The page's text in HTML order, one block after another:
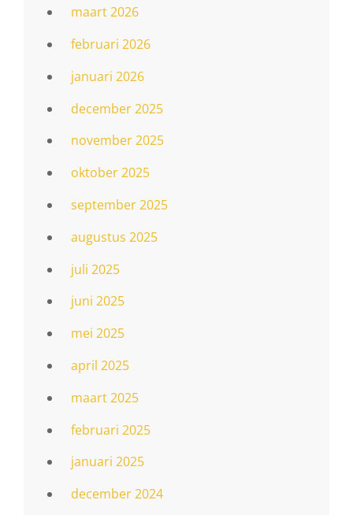
maart 2026
februari 2026
januari 2026
december 2025
november 2025
oktober 2025
september 2025
augustus 2025
juli 2025
juni 2025
mei 2025
april 2025
maart 2025
februari 2025
januari 2025
december 2024